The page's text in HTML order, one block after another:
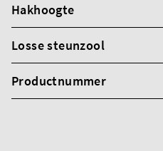
Hakhoogte
Losse steunzool
Productnummer